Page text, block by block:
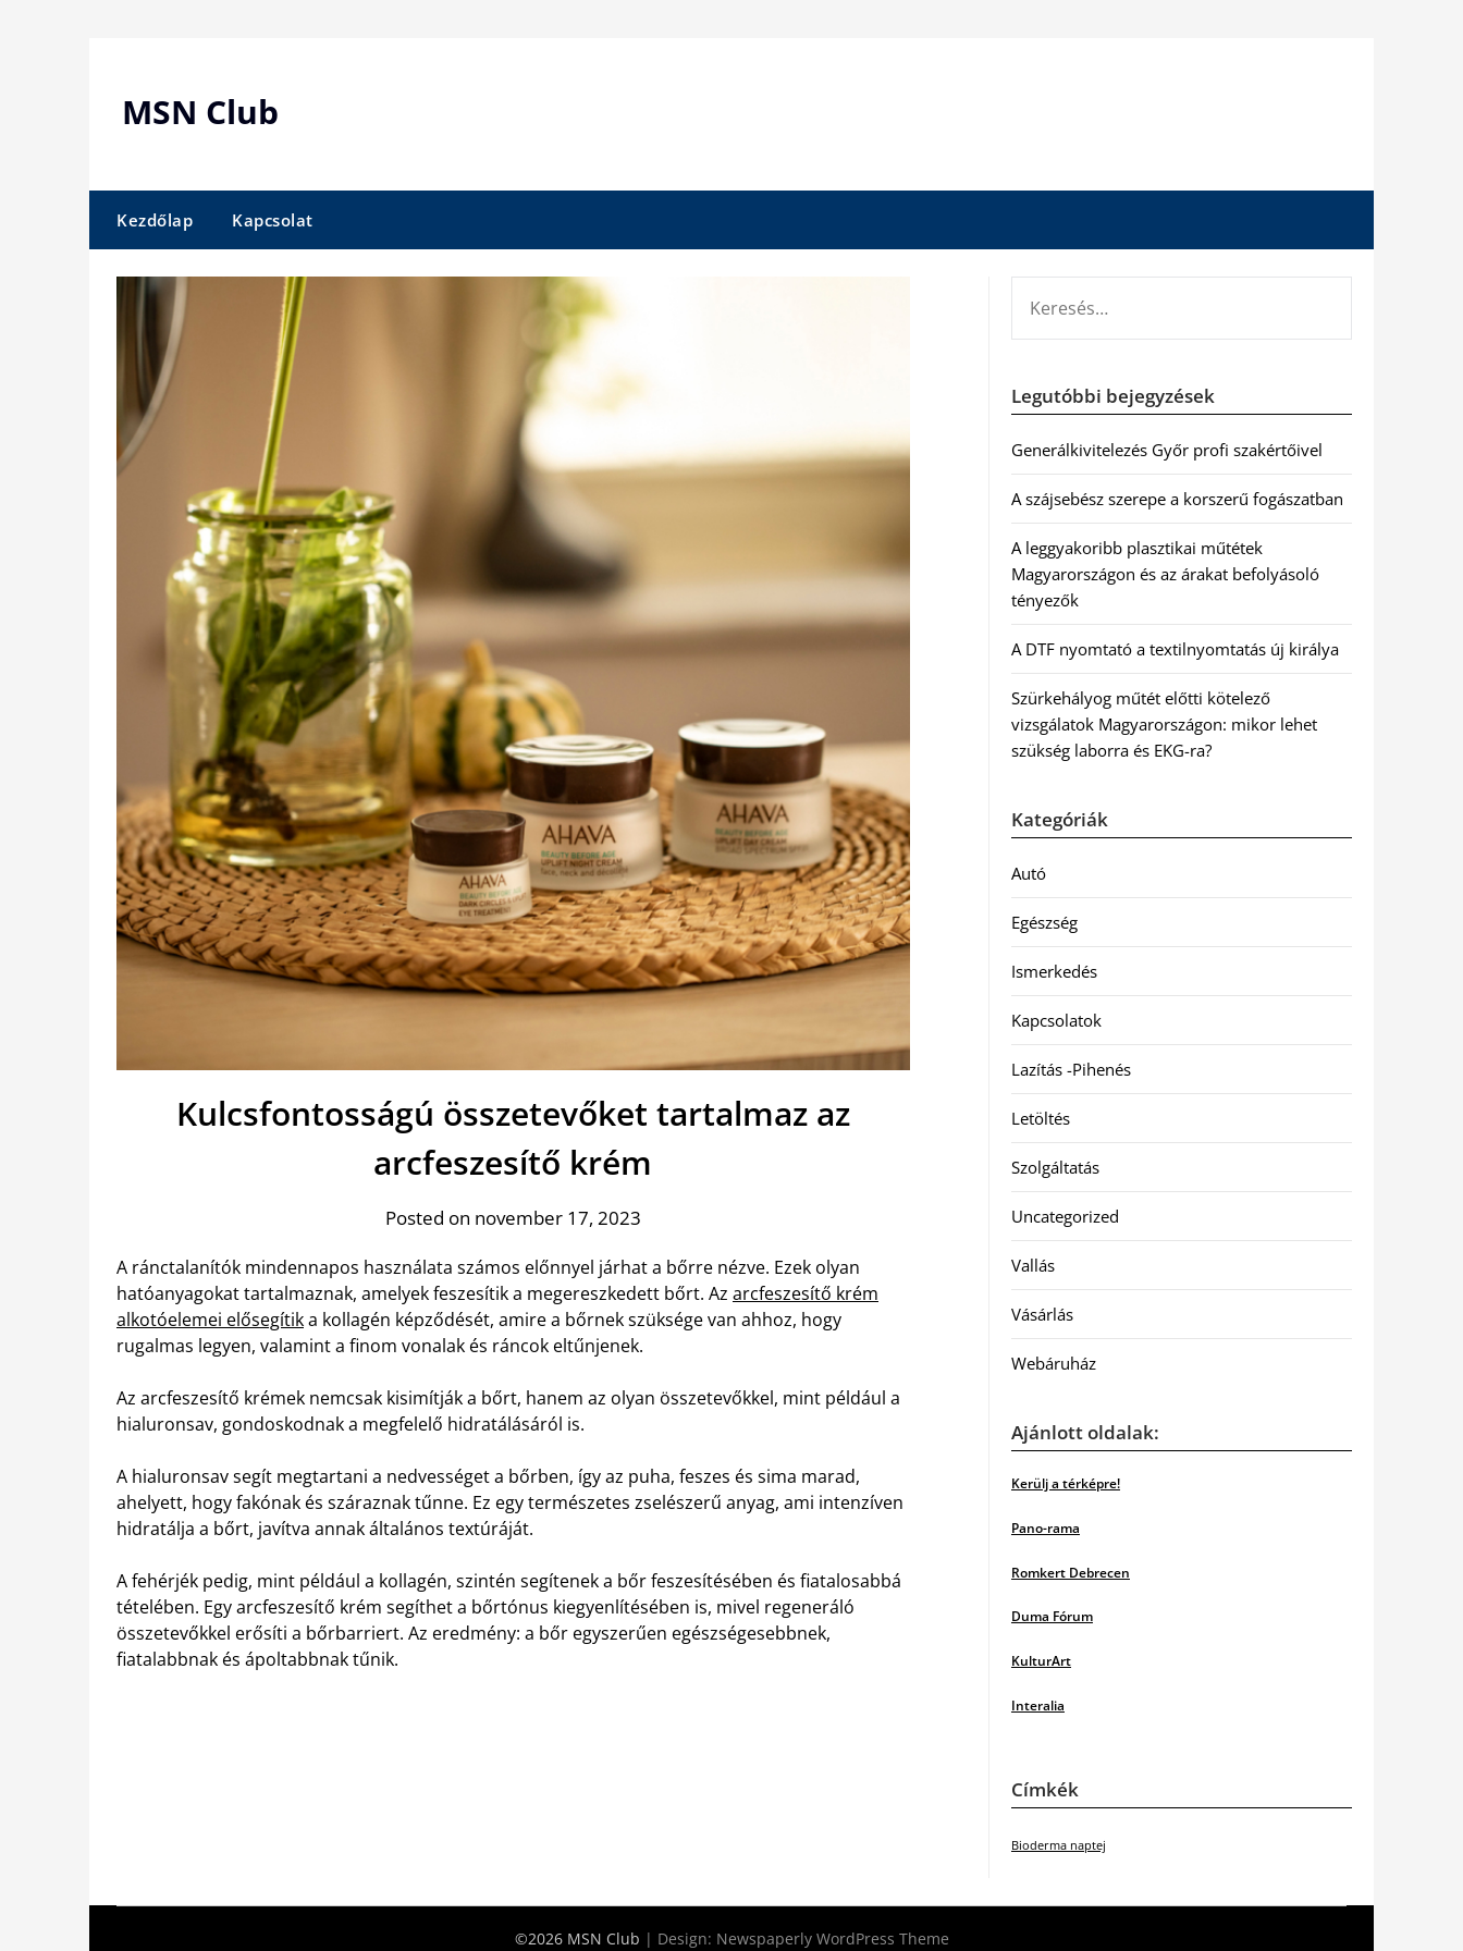
MSN Club
Kezdőlap Kapcsolat
Kulcsfontosságú összetevőket tartalmaz az
arcfeszesítő krém
Posted on november 17, 2023
A ránctalanítók mindennapos használata számos előnnyel járhat a bőrre nézve. Ezek olyan
hatóanyagokat tartalmaznak, amelyek feszesítik a megereszkedett bőrt. Az arcfeszesítő krém
alkotóelemei elősegítika kollagén képződését, amire a bőrnek szüksége van ahhoz, hogy
rugalmas legyen, valamint a finom vonalak és ráncok eltűnjenek.
Az arcfeszesítő krémek nemcsak kisimítják a bőrt, hanem az olyan összetevőkkel, mint például a
hialuronsav, gondoskodnak a megfelelő hidratálásáról is.
A hialuronsav segít megtartani a nedvességet a bőrben, így az puha, feszes és sima marad,
ahelyett, hogy fakónak és száraznak tűnne. Ez egy természetes zselészerű anyag, ami intenzíven
hidratálja a bőrt, javítva annak általános textúráját.
A fehérjék pedig, mint például a kollagén, szintén segítenek a bőr feszesítésében és fiatalosabbá
tételében. Egy arcfeszesítő krém segíthet a bőrtónus kiegyenlítésében is, mivel regeneráló
összetevőkkel erősíti a bőrbarriert. Az eredmény: a bőr egyszerűen egészségesebbnek,
fiatalabbnak és ápoltabbnak tűnik.
Legutóbbi bejegyzések
Generálkivitelezés Győr profi szakértőivel
A szájsebész szerepe a korszerű fogászatban
A leggyakoribb plasztikai műtétek
Magyarországon és az árakat befolyásoló
tényezők
A DTF nyomtató a textilnyomtatás új királya
Szürkehályog műtét előtti kötelező
vizsgálatok Magyarországon: mikor lehet
szükség laborra és EKG-ra?
Kategóriák
Autó
Egészség
Ismerkedés
Kapcsolatok
Lazítás -Pihenés
Letöltés
Szolgáltatás
Uncategorized
Vallás
Vásárlás
Webáruház
Ajánlott oldalak:
Kerülj a térképre!
Pano-rama
Romkert Debrecen
Duma Fórum
KulturArt
Interalia
Címkék
Bioderma naptej
©2026 MSN Club | Design: Newspaperly WordPress Theme